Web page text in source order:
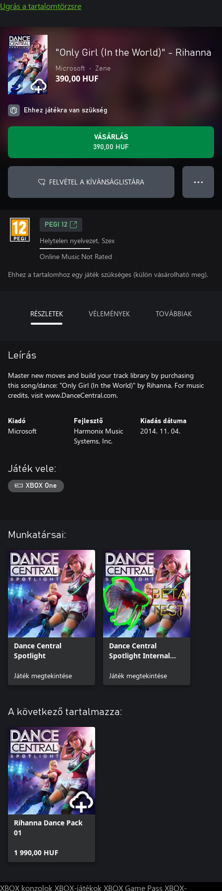
Ugrás a tartalomtörzsre
"Only Girl (In the World)" - Rihanna
Microsoft • Zene
390,00 HUF
Ehhez játékra van szükség
VÁSÁRLÁS
390,00 HUF
FELVÉTEL A KÍVÁNSÁGLISTÁRA ● ● ●
PEGI 12
Helytelen nyelvezet, Szex
Online Music Not Rated
Ehhez a tartalomhoz egy játék szükséges (külön vásárolható meg).
RÉSZLETEK VÉLEMÉNYEK TOVÁBBIAK
Leírás
Master new moves and build your track library by purchasing
this song/dance: "Only Girl (In the World)" by Rihanna. For music
credits, visit www.DanceCentral.com.
Kiadó
Microsoft
Fejlesztő
Harmonix Music
Systems, Inc.
Kiadás dátuma
2014. 11. 04.
Játék vele:
XBOX One
Munkatársai:
Dance Central
Spotlight
Játék megtekintése
Dance Central
Spotlight Internal
Játék megtekintése
A következő tartalmazza:
Rihanna Dance Pack
01
1 990,00 HUF
XBOX konzolokXBOX-játékokXBOX Game Pass XBOX-